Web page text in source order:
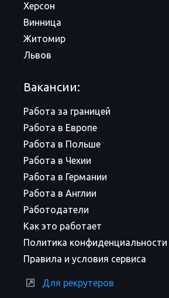
Херсон
Винница
Житомир
Львов
Вакансии:
Работа за границей
Работа в Европе
Работа в Польше
Работа в Чехии
Работа в Германии
Работа в Англии
Работодатели
Как это работает
Политика конфиденциальности
Правила и условия сервиса
Для рекрутеров